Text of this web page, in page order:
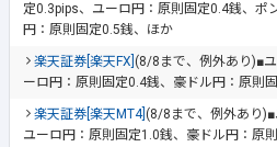
定0.3pips、ユーロ円：原則固定0.4銭、ポ
円：原則固定0.5銭、ほか
楽天証券[楽天FX] (8/8まで、例外あり)■
ーロ円：原則固定0.4銭、豪ドル円：原則
楽天証券[楽天MT4] (8/8まで、例外あり)■
ユーロ円：原則固定1.0銭、豪ドル円：原